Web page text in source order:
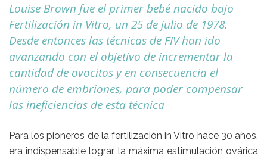
Louise Brown fue el primer bebé nacido bajo
Fertilización in Vitro, un 25 de julio de 1978.
Desde entonces las técnicas de FIV han ido
avanzando con el objetivo de incrementar la
cantidad de ovocitos y en consecuencia el
número de embriones, para poder compensar
las ineficiencias de esta técnica
Para los pioneros de la fertilización in Vitro hace 30 años,
era indispensable lograr la máxima estimulación ovárica